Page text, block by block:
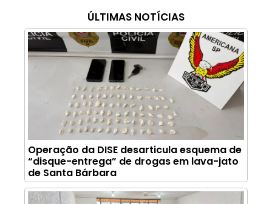
ÚLTIMAS NOTÍCIAS
Operação da DISE desarticula esquema de
“disque-entrega” de drogas em lava-jato
de Santa Bárbara